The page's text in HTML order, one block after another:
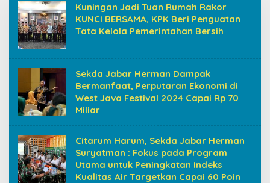
Kuningan Jadi Tuan Rumah Rakor
KUNCI BERSAMA, KPK Beri Penguatan
Tata Kelola Pemerintahan Bersih
Sekda Jabar Herman Dampak
Bermanfaat, Perputaran Ekonomi di
West Java Festival 2024 Capai Rp 70
Miliar
Citarum Harum, Sekda Jabar Herman
Suryatman : Fokus pada Program
Utama untuk Peningkatan Indeks
Kualitas Air Targetkan Capai 60 Poin